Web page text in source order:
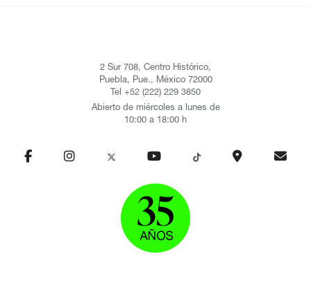
2 Sur 708, Centro Histórico,
Puebla, Pue., México 72000
Tel +52 (222) 229 3850
Abierto de miércoles a lunes de
10:00 a 18:00 h